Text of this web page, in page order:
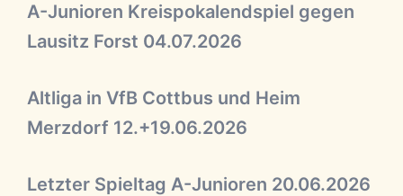
A-Junioren Kreispokalendspiel gegen
Lausitz Forst 04.07.2026
Altliga in VfB Cottbus und Heim
Merzdorf 12.+19.06.2026
Letzter Spieltag A-Junioren 20.06.2026